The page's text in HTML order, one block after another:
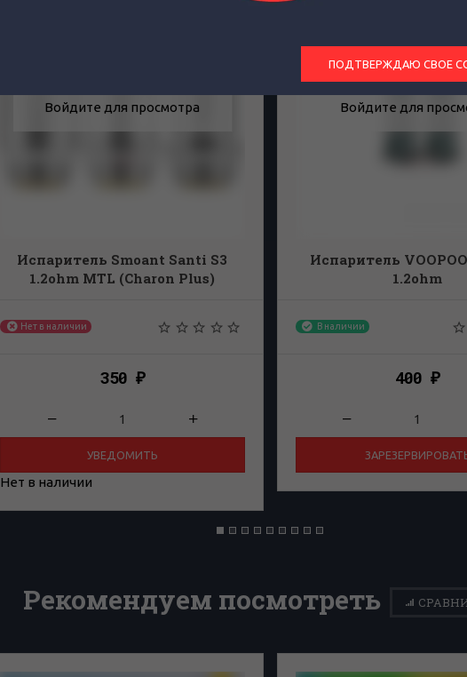
Войдите для просмотра
Испаритель Smoant Santi S3
1.2ohm MTL (Charon Plus)
Нет в наличии
350 ₽
УВЕДОМИТЬ
Нет в наличии
Войдите для
Испаритель
1.2ohm
В наличии
400₽
Рекомендуем посмотреть
ПОДТВЕРЖДАЮ СВОЕ